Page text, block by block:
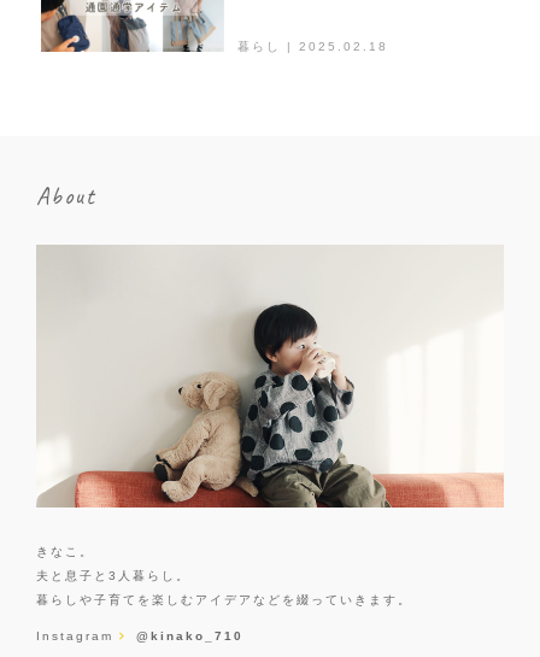
暮らし | 2025.02.18
About
きなこ。
夫と息子と3人暮らし。
暮らしや子育てを楽しむアイデアなどを綴っていきます。
Instagram @kinako_710